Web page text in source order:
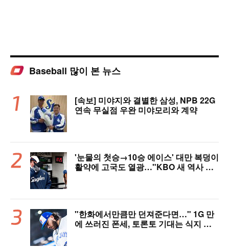
Baseball 많이 본 뉴스
[속보] 미야지와 결별한 삼성, NPB 22G
연속 무실점 우완 미야모리와 계약
'눈물의 첫승→10승 에이스' 대만 복덩이
활약에 고국도 열광…"KBO 새 역사 썼
"한화에서만큼만 던져준다면…" 1G 만
에 쓰러진 폰세, 토론토 기대는 식지 않